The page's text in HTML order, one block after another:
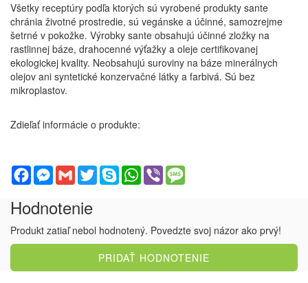
Všetky receptúry podľa ktorých sú vyrobené produkty sante
chránia životné prostredie, sú vegánske a účinné, samozrejme
šetrné v pokožke. Výrobky sante obsahujú účinné zložky na
rastlinnej báze, drahocenné výťažky a oleje certifikovanej
ekologickej kvality. Neobsahujú suroviny na báze minerálnych
olejov ani syntetické konzervačné látky a farbivá. Sú bez
mikroplastov.
Zdieľať informácie o produkte:
FacebookMessenger
GmailTwitterSkypeWhatsApp
Viber
Hodnotenie
Produkt zatiaľ nebol hodnotený. Povedzte svoj názor ako prvý!
PRIDAŤ HODNOTENIE